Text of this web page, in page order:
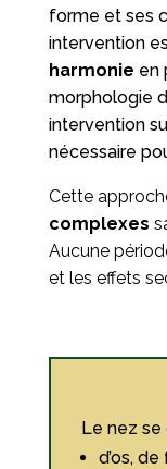
forme et ses
intervention
harmonie en
morphologie
intervention
nécessaire
Cette
complexes
Aucune
et les effets
Le nez se
d’os,